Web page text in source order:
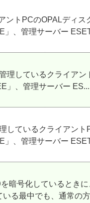
トPCのOPALディ
」、管理サーバー
しているクライア
」、管理サーバー ES...
しているクライアン
」、管理サーバー
暗号化しているとき
る最中でも、通常の